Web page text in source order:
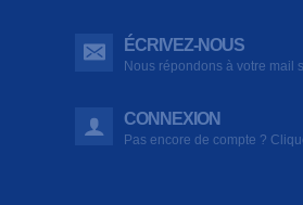
ÉCRIVEZ-NOUS
Nous répondons à votre mail
CONNEXION
Pas encore de compte ?